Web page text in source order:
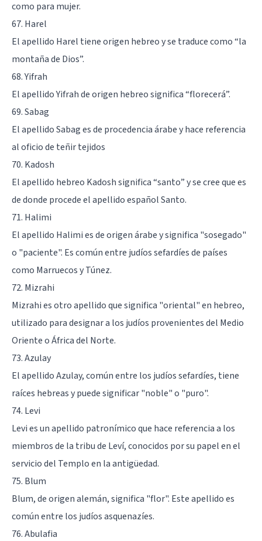
como para mujer.
67. Harel
El apellido Harel tiene origen hebreo y se traduce como “la
montaña de Dios”.
68. Yifrah
El apellido Yifrah de origen hebreo significa “florecerá”.
69. Sabag
El apellido Sabag es de procedencia árabe y hace referencia
al oficio de teñir tejidos
70. Kadosh
El apellido hebreo Kadosh significa “santo” y se cree que es
de donde procede el apellido español Santo.
71. Halimi
El apellido Halimi es de origen árabe y significa "sosegado"
o "paciente". Es común entre judíos sefardíes de países
como Marruecos y Túnez.
72. Mizrahi
Mizrahi es otro apellido que significa "oriental" en hebreo,
utilizado para designar a los judíos provenientes del Medio
Oriente o África del Norte.
73. Azulay
El apellido Azulay, común entre los judíos sefardíes, tiene
raíces hebreas y puede significar "noble" o "puro".
74. Levi
Levi es un apellido patronímico que hace referencia a los
miembros de la tribu de Leví, conocidos por su papel en el
servicio del Templo en la antigüedad.
75. Blum
Blum, de origen alemán, significa "flor". Este apellido es
común entre los judíos asquenazíes.
76. Abulafia